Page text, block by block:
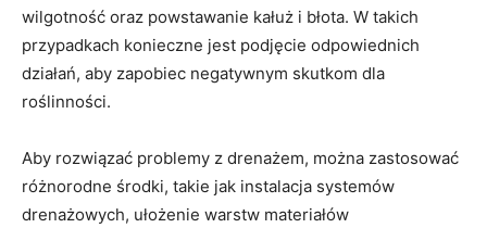
wilgotność ‌oraz powstawanie kałuż i ‍błota.⁣ W takich
przypadkach konieczne⁣ jest ⁢podjęcie odpowiednich
działań, aby ‍zapobiec negatywnym skutkom dla
⁤roślinności.
Aby rozwiązać problemy z drenażem, można ​zastosować‌
różnorodne środki, takie jak instalacja​ systemów
drenażowych, ułożenie‍ warstw⁢ materiałów